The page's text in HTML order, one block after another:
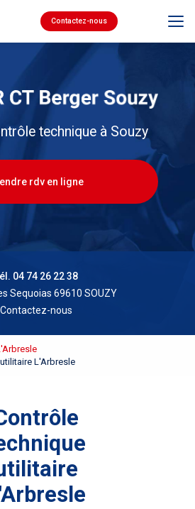
Contactez-nous
technique à Souzy
rdv en ligne
04 74 26 22 38
Sequoias 69610 SOUZY
Contactez-nous
L'Arbresle